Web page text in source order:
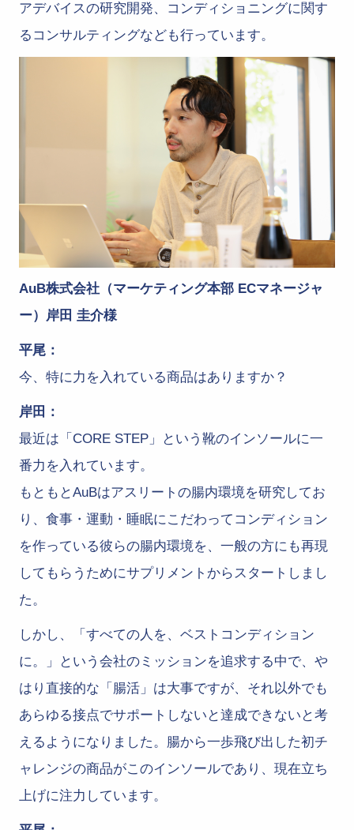
アデバイスの研究開発、コンディショニングに関す
るコンサルティングなども行っています。
AuB株式会社（マーケティング本部 ECマネージャ
ー）岸田 圭介様
平尾：
今、特に力を入れている商品はありますか？
岸田：
最近は「CORE STEP」という靴のインソールに一
番力を入れています。
もともとAuBはアスリートの腸内環境を研究してお
り、食事・運動・睡眠にこだわってコンディション
を作っている彼らの腸内環境を、一般の方にも再現
してもらうためにサプリメントからスタートしまし
た。
しかし、「すべての人を、ベストコンディション
に。」という会社のミッションを追求する中で、や
はり直接的な「腸活」は大事ですが、それ以外でも
あらゆる接点でサポートしないと達成できないと考
えるようになりました。腸から一歩飛び出した初チ
ャレンジの商品がこのインソールであり、現在立ち
上げに注力しています。